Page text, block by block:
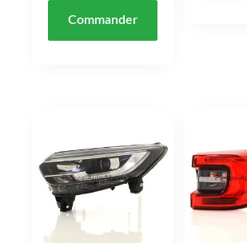
Commander